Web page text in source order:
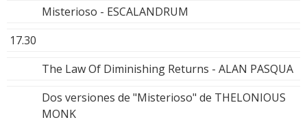
Misterioso - ESCALANDRUM
17.30
The Law Of Diminishing Returns - ALAN PASQUA
Dos versiones de "Misterioso" de THELONIOUS
MONK